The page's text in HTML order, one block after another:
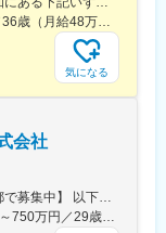
際規格である
質管理基準の高さを
、フランス、ドイ
おり、同社の競争力
750万円／31歳（月給38万円） 960万円／36歳（月給48万円）
気になる
会社
【滋賀県／大阪府／兵庫県／岡山県／東京都で募集中】 以下のいずれかで勤務となります（配属先・ポジションにより異なります） ■大阪府大阪市北区茶屋町1-32 YANMAR FLYING-Y BUILDING ヤンマー大阪本社■東京都中央区八重洲2-1-1 YANMAR TOKYO ヤンマー東京支社■兵庫県尼崎市（ヤンマーパワーテクノロジー株式会社 尼崎工場内）■岡山県岡山市（ヤンマーアグリ株式会社 岡山工場）■滋賀県米原市梅ケ原2481（ヤンマー中央研究所）※配属先により出向案件（ヤンマーエネルギーシステム、ヤンマーアグリ、ヤンマーパワーテクノロジー等）となる場合がございます。勤務条件・待遇は出向元と同一です。
年収400～650万円／25歳～28歳 年収650～750万円／29歳～33歳